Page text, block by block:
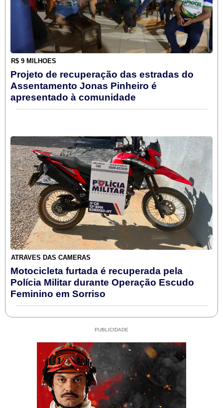
R$ 9 MILHÕES
Projeto de recuperação das estradas do
Assentamento Jonas Pinheiro é
apresentado à comunidade
ATRAVÉS DAS CÂMERAS
Motocicleta furtada é recuperada pela
Polícia Militar durante Operação Escudo
Feminino em Sorriso
PUBLICIDADE